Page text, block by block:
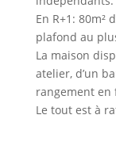
En R+1: 80m²
plafond au
La maison
atelier, d’un
rangement en
Le tout est à